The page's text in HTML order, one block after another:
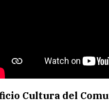
Cultura del